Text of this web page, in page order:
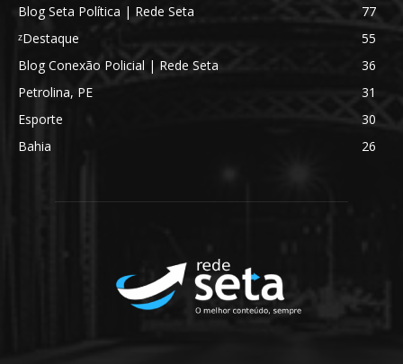
Blog Seta Política | Rede Seta
77
ᶻDestaque
55
Blog Conexão Policial | Rede Seta
36
Petrolina, PE
31
Esporte
30
Bahia
26